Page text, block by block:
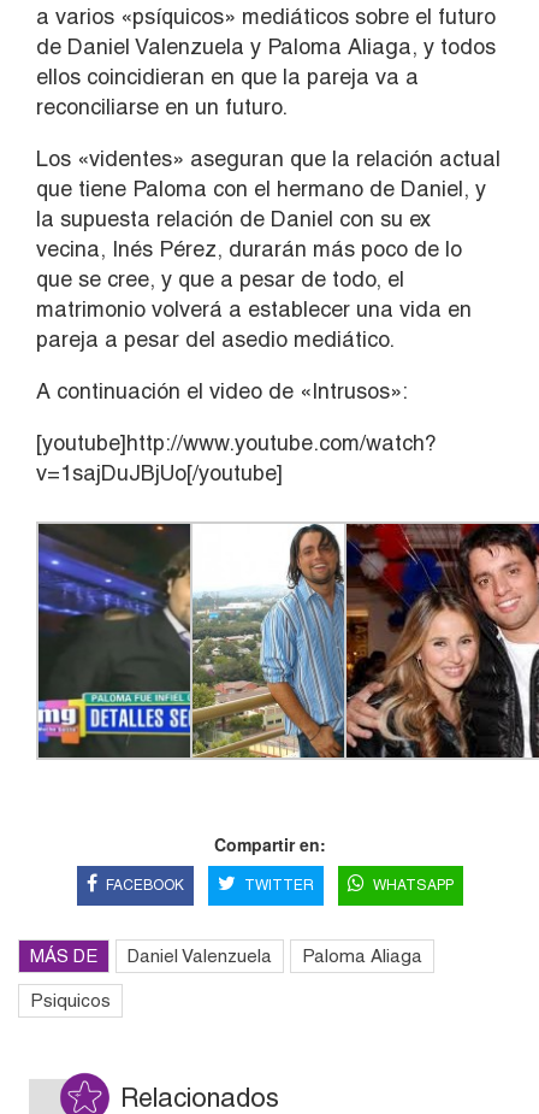
a varios «psíquicos» mediáticos sobre el futuro
de Daniel Valenzuela y Paloma Aliaga, y todos
ellos coincidieran en que la pareja va a
reconciliarse en un futuro.
Los «videntes» aseguran que la relación actual
que tiene Paloma con el hermano de Daniel, y
la supuesta relación de Daniel con su ex
vecina, Inés Pérez, durarán más poco de lo
que se cree, y que a pesar de todo, el
matrimonio volverá a establecer una vida en
pareja a pesar del asedio mediático.
A continuación el video de «Intrusos»:
[youtube]http://www.youtube.com/watch?
v=1sajDuJBjUo[/youtube]
Compartir en:
FACEBOOK TWITTER WHATSAPP
MÁS DE Daniel Valenzuela Paloma Aliaga
Psiquicos
Relacionados